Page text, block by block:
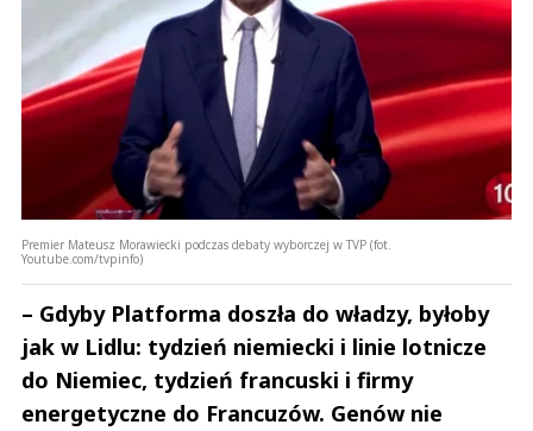
Premier Mateusz Morawiecki podczas debaty wyborczej w TVP (fot.
Youtube.com/tvpinfo)
– Gdyby Platforma doszła do władzy, byłoby
jak w Lidlu: tydzień niemiecki i linie lotnicze
do Niemiec, tydzień francuski i firmy
energetyczne do Francuzów. Genów nie